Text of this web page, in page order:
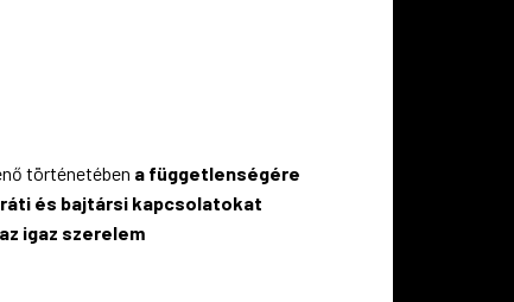
történetében a függetlenségére
és bajtársi kapcsolatokat
igaz szerelem